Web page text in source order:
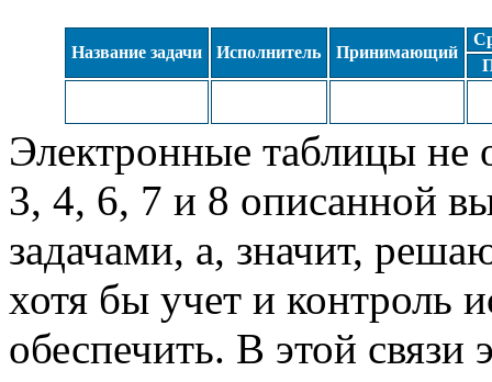
Название задачи Исполнитель Принимающий
Электронные таблицы не
3, 4, 6, 7 и 8 описанной
задачами, а, значит,
хотя бы учет и контроль
обеспечить. В этой связи